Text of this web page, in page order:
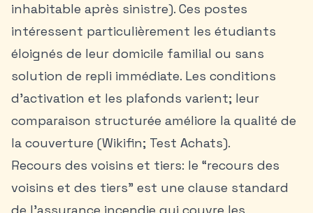
inhabitable après sinistre). Ces postes
intéressent particulièrement les étudiants
éloignés de leur domicile familial ou sans
solution de repli immédiate. Les conditions
d’activation et les plafonds varient; leur
comparaison structurée améliore la qualité de
la couverture (Wikifin; Test Achats).
Recours des voisins et tiers: le “recours des
voisins et des tiers” est une clause standard